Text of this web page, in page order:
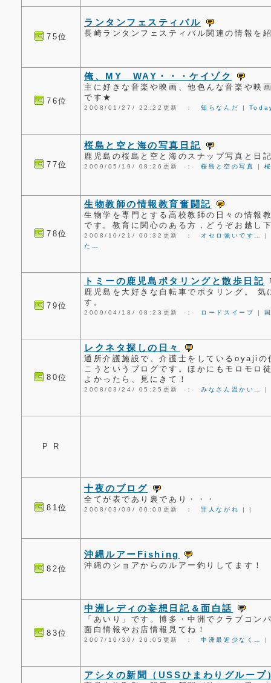
75位
ランタンフェスティバル
長崎ランタンフェスティバル関連の情報を
76位
俺、MY WAY・・・ケイゾク
主に好きな音楽や映画、他色んな音楽や映
です★
2008/01/27/ 22:22更新 ：知らなんだ |
77位
桜島と空と海の写真日記
鹿児島の桜島と空と海のスナップ写真と日
2009/05/19/ 08:26更新 ：桜島と空の写真 |
78位
生物教師の情報教育奮闘記
生物学を専門とする高校教師の日々の情報
です。教育に関心のある方，どうぞお越し
2008/10/21/ 00:32更新 ： オセロ強いです…
た…
79位
トミーの鹿児島ポタリングと散歩日記
鹿児島を大好きな自転車でポタリング。
す。
2009/04/18/ 08:23更新 ： ロードスイープ |
80位
レクネタ探しの日々
通所介護施設で、介護士をしているoyajiの
こうというブログです。ほかにもモロモロ
よかったら、見にきて！
2008/03/24/ 05:25更新 ：みなさん温かい…
P R
81位
十夜のブログ
全てが表であり裏であり・・・
2008/03/09/ 00:00更新 ：罪人ながれ | |
82位
沖縄ルアーFishing
沖縄のショアからのルアー釣りしてます！
83位
中洲レディの妄想日記＆面白話
「あいり」です。博多・中洲でクラブコン
面白情報やお店情報見てね！
2007/10/30/ 20:05更新 ：中洲最近少なく…
アシタの新聞（USSひまわりグループ